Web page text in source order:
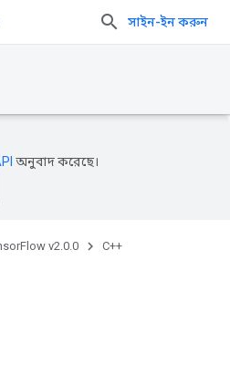
সাইন-ইন করুন
অনুবাদ করেছে।
v2.0.0 C++